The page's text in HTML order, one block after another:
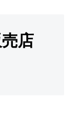
店